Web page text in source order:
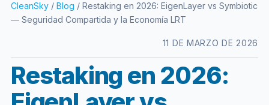
CleanSky/ Blog / Restaking en 2026: EigenLayer vs Symbiotic
— Seguridad Compartida y la Economía LRT
11 DE MARZO DE 2026
Restaking en 2026: